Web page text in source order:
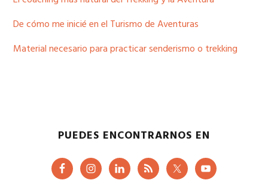
De cómo me inicié en el Turismo de Aventuras
Material necesario para practicar senderismo o trekking
PUEDES ENCONTRARNOS EN